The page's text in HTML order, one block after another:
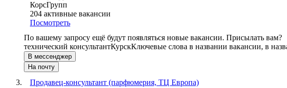
КорсГрупп
204 активные вакансии
Посмотреть
По вашему запросу ещё будут появляться новые вакансии. Присылать вам?
технический консультантКурскКлючевые слова в названии вакансии, в
В мессенджер
На почту
Продавец-консультант (парфюмерия, ТЦ Европа)